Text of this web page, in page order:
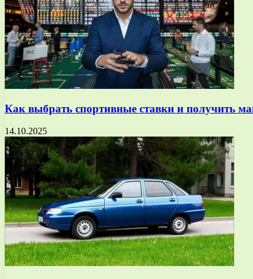
Как выбрать спортивные ставки и получить
14.10.2025